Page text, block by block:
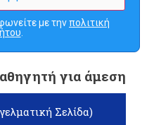
με τηνπολιτική
.
για άμεση
Σελίδα)